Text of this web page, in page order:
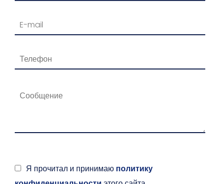
Я прочитал и принимаю политику